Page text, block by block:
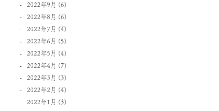
2022年9月 (6)
2022年8月 (6)
2022年7月 (4)
2022年6月 (5)
2022年5月 (4)
2022年4月 (7)
2022年3月 (3)
2022年2月 (4)
2022年1月 (3)